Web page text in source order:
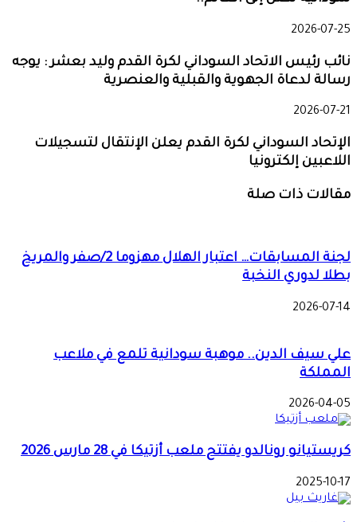
2026-07-25
نائب رئيس الاتحاد السوداني لكرة القدم وليد بعشر : يوجه
رسالة لدعاة الجهوية والقبلية والعنصرية
2026-07-21
الإتحاد السوداني لكرة القدم يعلن الإنتقال لتسجيلات
اللاعبين إلكترونيا
مقالات ذات صلة
لجنة المسابقات… اعتبار الهلال مهزوما 2/صفر والمريخ
بطلا لدوري النخبة
2026-07-14
علي سيف الدين.. موهبة سودانية تلمع في ملاعب
المملكة
2026-04-05
كريستيانو رونالدو يفتتح ملعب أزتيكا في 28 مارس 2026
2025-10-17